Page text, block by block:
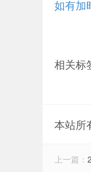
如有加
相关标
本站所
上一篇：